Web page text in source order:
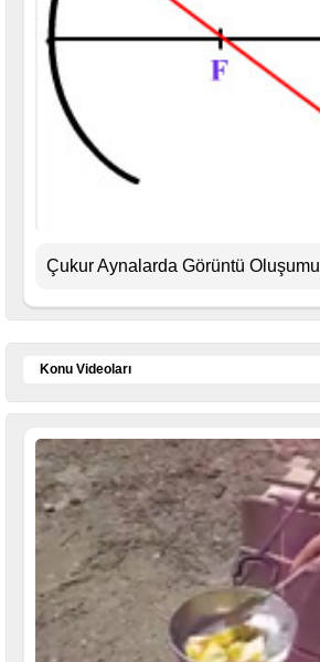
Çukur Aynalarda Görüntü Oluşumu
Konu Videoları